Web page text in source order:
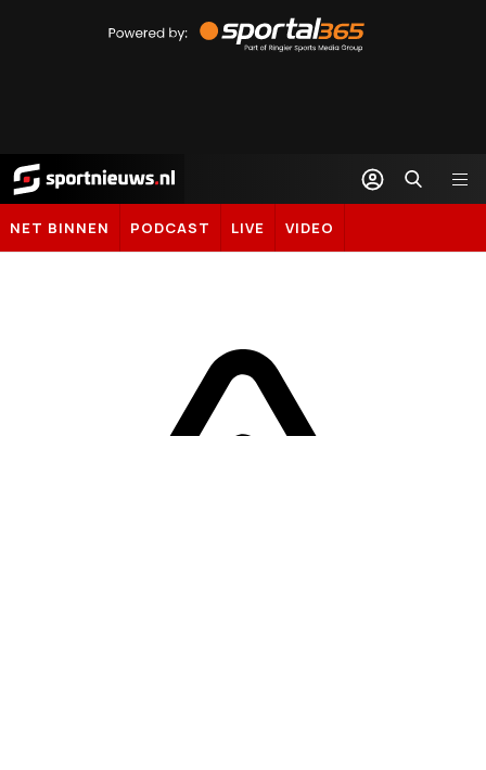
by
Sportal365
Sportnieuws.nl
NET BINNEN PODCAST LIVE VIDEO